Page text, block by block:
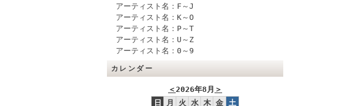
アーティスト名：F～J
アーティスト名：K～O
アーティスト名：P～T
アーティスト名：U～Z
アーティスト名：0～9
カレンダー
＜2026年8月 ＞
日
月 火 水 木 金 土